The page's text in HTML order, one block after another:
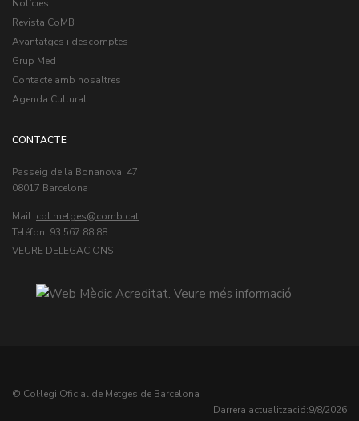
Notícies
Revista CoMB
Avantatges i descomptes
Grup Med
Contacte amb nosaltres
Agenda Cultural
CONTACTE
Passeig de la Bonanova, 47
08017 Barcelona
Mail: col.metges
Teléfon: 93 567 88 88
VEURE DELEGACIONS
© Col·legi Oficial de Metges de Barcelona
Darrera actualització:9/8/2026